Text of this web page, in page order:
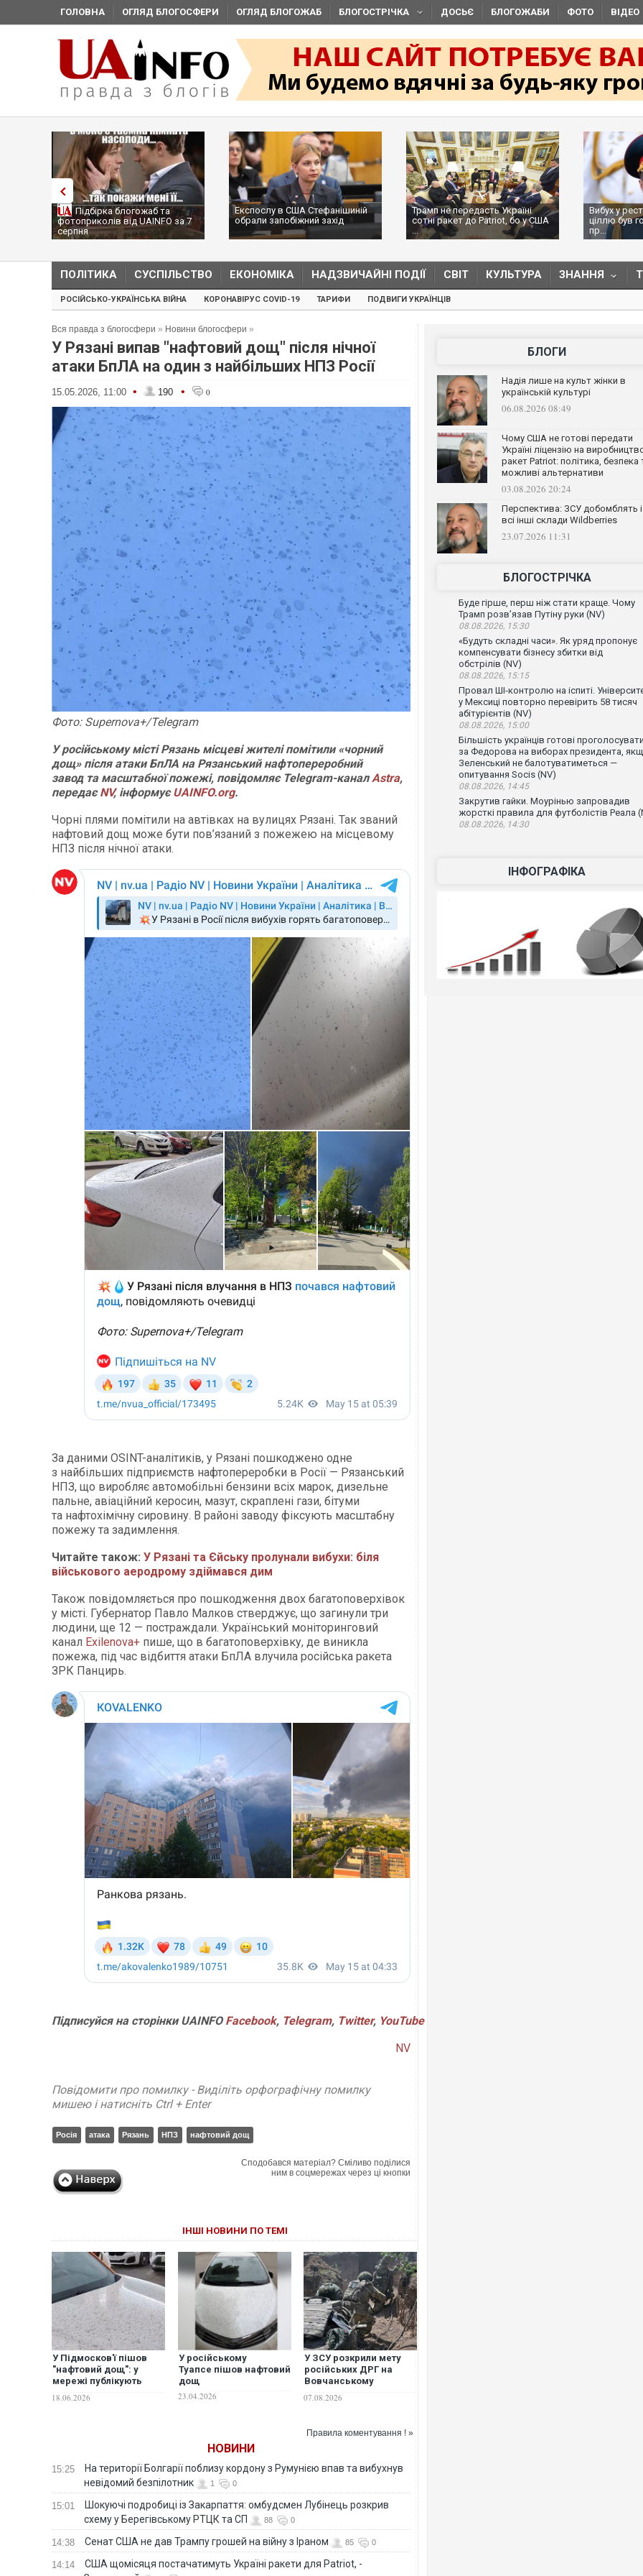
ГОЛОВНА ОГЛЯД БЛОГОСФЕРИ ОГЛЯД БЛОГОЖАБ БЛОГОСТРІЧКА ДОСЬЄ БЛОГОЖАБИ ФОТО ВІДЕО
Підбірка блогожаб та
фотоприколів від UAINFO за 7
серпня
Експослу в США Стефанішиній
обрали запобіжний захід
Трамп не передасть Україні
сотні ракет до Patriot, бо у США
...
Вибух у
ціллю був
пр...
ПОЛІТИКА СУСПІЛЬСТВО ЕКОНОМІКА НАДЗВИЧАЙНІ ПОДІЇ СВІТ КУЛЬТУРА ЗНАННЯ
РОСІЙСЬКО-УКРАЇНСЬКА ВІЙНА КОРОНАВІРУС COVID-19 ТАРИФИ ПОДВИГИ УКРАЇНЦІВ
Вся правда з блогосфери » Новини блогосфери »
У Рязані випав "нафтовий дощ" після нічної
атаки БпЛА на один з найбільших НПЗ Росії
15.05.2026, 11:00 • 190 • 0
Фото: Supernova+/Telegram
У російському місті Рязань місцеві жителі помітили «чорний
дощ» після атаки БпЛА на Рязанський нафтопереробний
завод та масштабної пожежі, повідомляє Telegram-каналAstra,
передаєNV, інформуєUAINFO.org.
Чорні плями помітили на автівках на вулицях Рязані. Так званий
нафтовий дощ може бути пов’язаний з пожежею на місцевому
НПЗ після нічної атаки.
За даними OSINT-аналітиків, у Рязані пошкоджено одне
з найбільших підприємств нафтопереробки в Росії — Рязанський
НПЗ, що виробляє автомобільні бензини всіх марок, дизельне
пальне, авіаційний керосин, мазут, скраплені гази, бітуми
та нафтохімічну сировину. В районі заводу фіксують масштабну
пожежу та задимлення.
Читайте також: У Рязані та Єйську пролунали вибухи: біля
військового аеродрому здіймався дим
Також повідомляється про пошкодження двох багатоповерхівок
у місті. Губернатор Павло Малков стверджує, що загинули три
людини, ще 12 — постраждали. Український моніторинговий
канал Exilenova+ пише, що в багатоповерхівку, де виникла
пожежа, під час відбиття атаки БпЛА влучила російська ракета
ЗРК Панцирь.
ПідписуйсянасторінкиUAINFO Facebook, Telegram, Twitter, YouTube
NV
Повідомити про помилку - Виділіть орфографічну помилку
мишею і натисніть Ctrl + Enter
Росія атака Рязань НПЗ нафтовий дощ
Сподобався матеріал? Сміливо поділися
ним в соцмережах через ці кнопки
ІНШІ НОВИНИ ПО ТЕМІ
У Підмосков'ї пішов
"нафтовий дощ": у
мережі публікують
18.06.2026
У російському
Туапсе пішов нафтовий
дощ
23.04.2026
У ЗСУ розкрили мету
російських ДРГ на
Вовчанському
07.08.2026
Правила коментування ! »
НОВИНИ
15:25
На території Болгарії поблизу кордону з Румунією впав та вибухнув
невідомий безпілотник
1 0
15:01
Шокуючі подробиці із Закарпаття: омбудсмен Лубінець розкрив
схему у Берегівському РТЦК та СП
88 0
14:38 Сенат США не дав Трампу грошей на війну з Іраном 85 0
14:14
США щомісяця постачатимуть Україні ракети для Patriot, -
БЛОГИ
Надія лише на культ жінки в
українській культурі
06.08.2026 08:49
Чому США не готові передати
Україні ліцензію на
ракет Patriot: політика, безпека
можливі альтернативи
03.08.2026 20:24
Перспектива: ЗСУ добомблять і
всі інші склади Wildberries
23.07.2026 11:31
БЛОГОСТРІЧКА
Буде гірше, перш ніж стати краще. Чому
Трамп розв’язав Путіну руки (NV)
08.08.2026, 15:30
«Будуть складні часи». Як уряд пропонує
компенсувати бізнесу збитки від
обстрілів (NV)
08.08.2026, 15:15
Провал ШІ-контролю на іспиті.
у Мексиці повторно перевірить 58 тисяч
абітурієнтів (NV)
08.08.2026, 15:00
Більшість українців готові проголосувати
за Федорова на виборах президента,
Зеленський не балотуватиметься —
опитування Socis (NV)
08.08.2026, 14:45
Закрутив гайки. Моурінью запровадив
жорсткі правила для футболістів Реала
08.08.2026, 14:30
ІНФОГРАФІКА